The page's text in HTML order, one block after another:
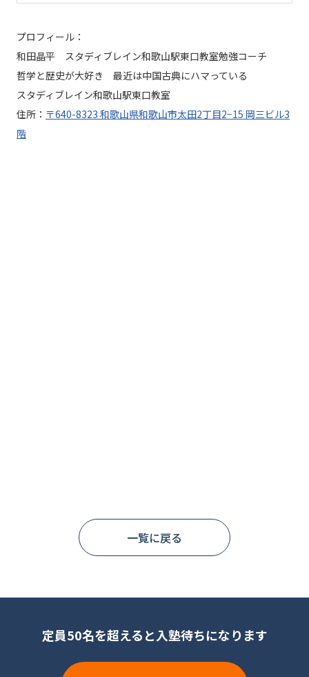
プロフィール：
和田晶平 スタディブレイン和歌山駅東口教室勉強コーチ
哲学と歴史が大好き 最近は中国古典にハマっている
スタディブレイン和歌山駅東口教室
住所： 〒640-8323 和歌山県和歌山市太田2丁目2−15 岡三ビル3
階
一覧に戻る
定員50名を超えると入塾待ちになります